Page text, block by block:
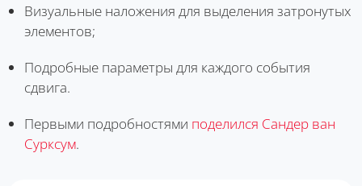
Визуальные наложения для выделения затронутых
элементов;
Подробные параметры для каждого события
сдвига.
Первыми подробностями поделился Сандер ван
Сурксум.